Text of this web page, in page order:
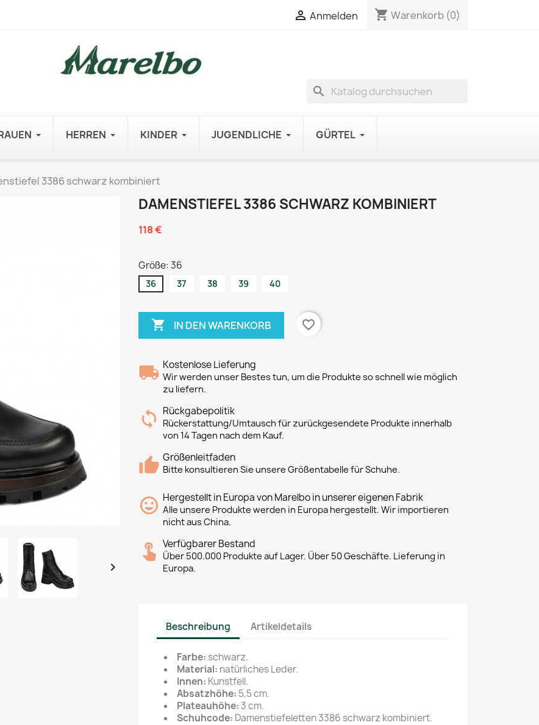
 Anmelden shopping_cart Warenkorb (0)
search
HERREN KINDER JUGENDLICHE GÜRTEL
3386 schwarz kombiniert

DAMENSTIEFEL 3386 SCHWARZ KOMBINIERT
118 €
Größe: 36
36 37 38 39 40
 IN DEN WARENKORB favorite_border
Kostenlose Lieferung
Wir werden unser Bestes tun, um die Produkte so schnell wie möglich
zu liefern.
Rückgabepolitik
Rückerstattung/Umtausch für zurückgesendete Produkte innerhalb
von 14 Tagen nach dem Kauf.
Größenleitfaden
Bitte konsultieren Sie unsere Größentabelle für Schuhe.
Hergestellt in Europa von Marelbo in unserer eigenen Fabrik
Alle unsere Produkte werden in Europa hergestellt. Wir importieren
nicht aus China.
Verfügbarer Bestand
Über 500.000 Produkte auf Lager. Über 50 Geschäfte. Lieferung in
Europa.
Beschreibung Artikeldetails
Farbe: schwarz.
Material: natürliches Leder.
Innen: Kunstfell.
Absatzhöhe: 5,5 cm.
Plateauhöhe:3 cm.
Schuhcode: Damenstiefeletten 3386 schwarz kombiniert.